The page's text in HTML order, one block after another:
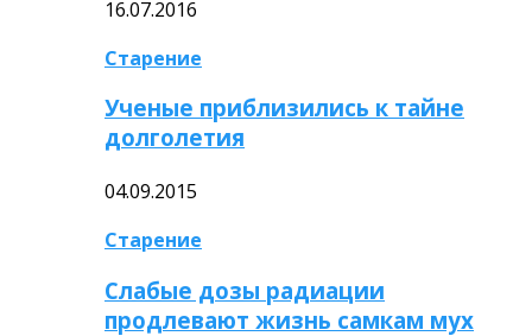
16.07.2016
Старение
Ученые приблизились к тайне
долголетия
04.09.2015
Старение
Слабые дозы радиации
продлевают жизнь самкам мух